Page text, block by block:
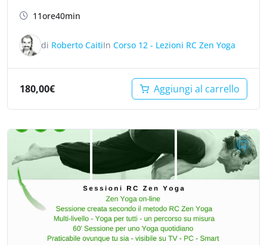
11ore40min
di Roberto CaitiIn Corso 12 - Lezioni RC Zen Yoga
180,00€ Aggiungi al carrello